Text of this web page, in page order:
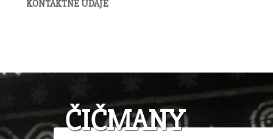
KONTAKTNÉ ÚDAJE
ČIČMANY